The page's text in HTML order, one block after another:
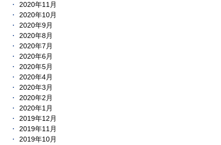
2020年11月
2020年10月
2020年9月
2020年8月
2020年7月
2020年6月
2020年5月
2020年4月
2020年3月
2020年2月
2020年1月
2019年12月
2019年11月
2019年10月